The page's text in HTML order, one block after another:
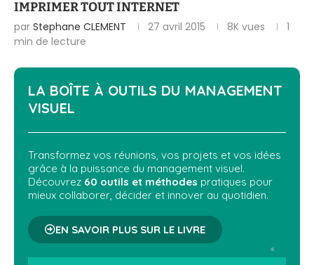
IMPRIMER TOUT INTERNET
par Stephane CLEMENT 27 avril 2015 8K vues
1
min de lecture
LA BOÎTE À OUTILS DU MANAGEMENT
VISUEL
Transformez vos réunions, vos projets et vos idées
grâce à la puissance du management visuel.
Découvrez 60 outils et méthodes pratiques pour
mieux collaborer, décider et innover au quotidien.
EN SAVOIR PLUS SUR LE LIVRE